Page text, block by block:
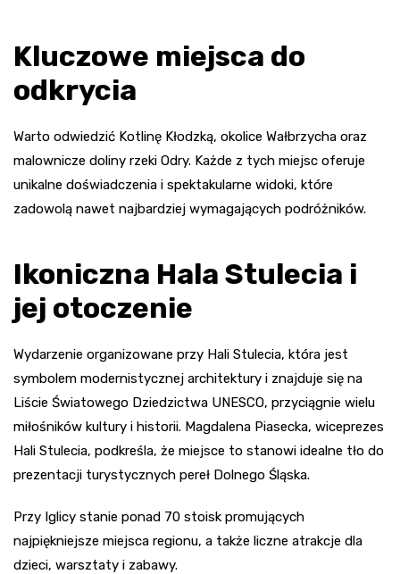
Kluczowe miejsca do
odkrycia
Warto odwiedzić Kotlinę Kłodzką, okolice Wałbrzycha oraz
malownicze doliny rzeki Odry. Każde z tych miejsc oferuje
unikalne doświadczenia i spektakularne widoki, które
zadowolą nawet najbardziej wymagających podróżników.
Ikoniczna Hala Stulecia i
jej otoczenie
Wydarzenie organizowane przy Hali Stulecia, która jest
symbolem modernistycznej architektury i znajduje się na
Liście Światowego Dziedzictwa UNESCO, przyciągnie wielu
miłośników kultury i historii. Magdalena Piasecka, wiceprezes
Hali Stulecia, podkreśla, że miejsce to stanowi idealne tło do
prezentacji turystycznych pereł Dolnego Śląska.
Przy Iglicy stanie ponad 70 stoisk promujących
najpiękniejsze miejsca regionu, a także liczne atrakcje dla
dzieci, warsztaty i zabawy.